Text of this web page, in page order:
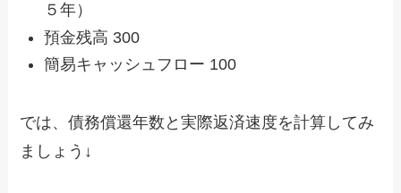
５年）
預金残高 300
簡易キャッシュフロー 100
では、債務償還年数と実際返済速度を計算してみ
ましょう↓